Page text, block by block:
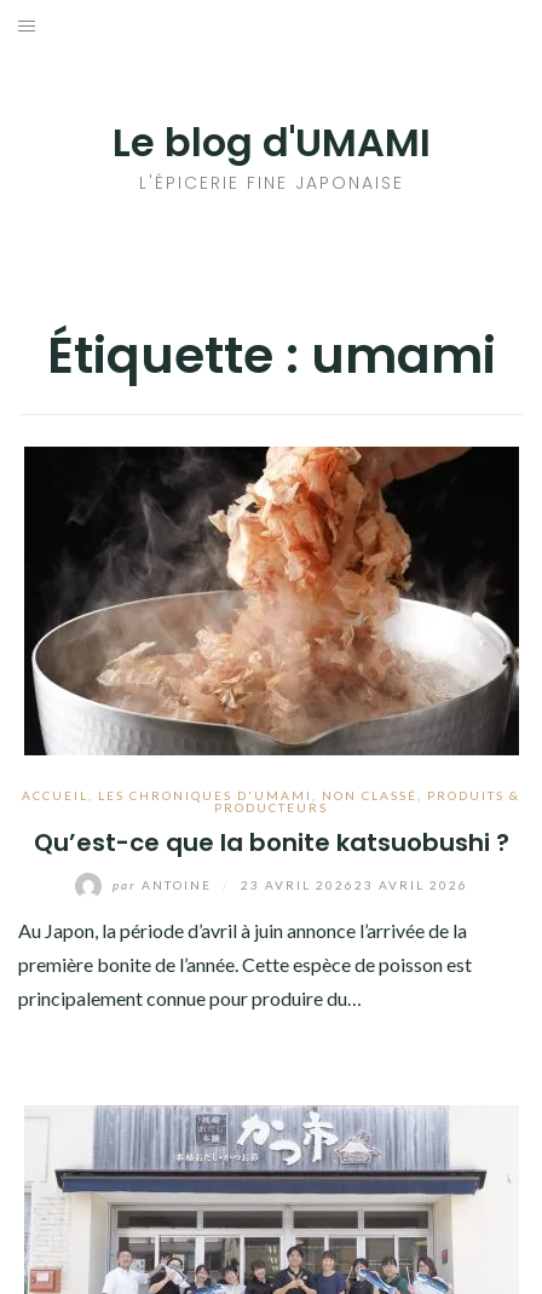
Aller
Le blog d'UMAMI
L'ÉPICERIE FINE JAPONAISE
Étiquette : umami
ACCUEIL LES CHRONIQUES D'UMAMI NON CLASSÉ
PRODUITS &
PRODUCTEURS
Qu’est-ce que la bonite katsuobushi ?
par ANTOINE 23 AVRIL 2026 23 AVRIL 2026
Au Japon, la période d’avril à juin annonce l’arrivée de la
première bonite de l’année. Cette espèce de poisson est
principalement connue pour produire du…